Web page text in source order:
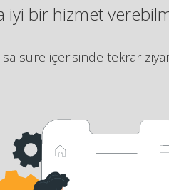
iyi bir hizmet
süre içerisinde tekrar